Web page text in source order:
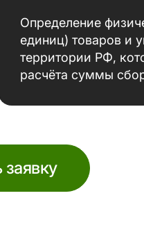
Определение
единиц) товаров и
территории РФ,
расчёта суммы
заявку